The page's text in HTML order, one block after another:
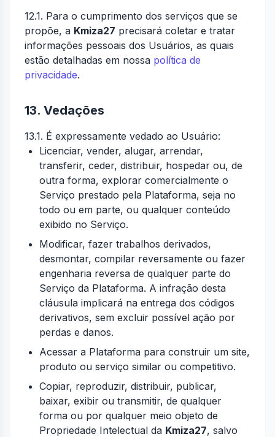
12.1. Para o cumprimento dos serviços que se
propõe, a Kmiza27 precisará coletar e tratar
informações pessoais dos Usuários, as quais
estão detalhadas em nossa política de
privacidade.
13. Vedações
13.1. É expressamente vedado ao Usuário:
Licenciar, vender, alugar, arrendar,
transferir, ceder, distribuir, hospedar ou, de
outra forma, explorar comercialmente o
Serviço prestado pela Plataforma, seja no
todo ou em parte, ou qualquer conteúdo
exibido no Serviço.
Modificar, fazer trabalhos derivados,
desmontar, compilar reversamente ou fazer
engenharia reversa de qualquer parte do
Serviço da Plataforma. A infração desta
cláusula implicará na entrega dos códigos
derivativos, sem excluir possível ação por
perdas e danos.
Acessar a Plataforma para construir um site,
produto ou serviço similar ou competitivo.
Copiar, reproduzir, distribuir, publicar,
baixar, exibir ou transmitir, de qualquer
forma ou por qualquer meio objeto de
Propriedade Intelectual da Kmiza27, salvo